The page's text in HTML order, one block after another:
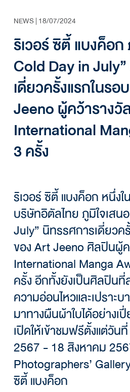
NEWS| 18/07/2024
ริเวอร์ ซิตี้ แบงค็อก
Cold Day in
เดี่ยวครั้งแรกในร
Jeeno ผู้คว้ารางวั
International
3 ครั้ง
ริเวอร์ ซิตี้ แบงค็อก หนึ่ง
บริษัทอิตัลไทย ภูมิใจเสน
July” นิทรรศการเดี่ยวค
ของ Art Jeeno ศิลปินผู้
International Manga
ครั้ง อีกทั้งยังเป็นศิลปิน
ความอ่อนไหวและเปราะ
มาทางผืนผ้าใบได้อย่างเ
เปิดให้เข้าชมฟรีตั้งแต่วั
2567 - 18 สิงหาคม
Photographers’
ซิตี้ แบงค็อก